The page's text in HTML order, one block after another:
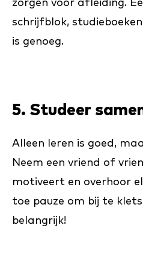
zorgen voor afleiding.
schrijfblok,
is genoeg.
5. Studeer
Alleen leren is goed,
Neem een vriend of
motiveert en overhoor
toe pauze om bij te
belangrijk!